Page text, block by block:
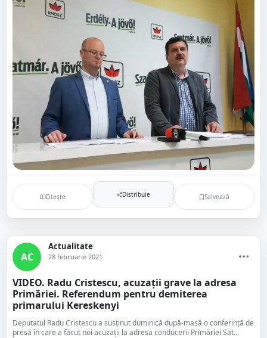
Citește Distribuie Salvează
AC
Actualitate
28 februarie 2021
VIDEO. Radu Cristescu, acuzații grave la adresa
Primăriei. Referendum pentru demiterea
primarului Kereskenyi
Deputatul Radu Cristescu a susținut duminică după-masă o conferință de
presă în care a făcut noi acuzații la adresa conducerii Primăriei Sat...